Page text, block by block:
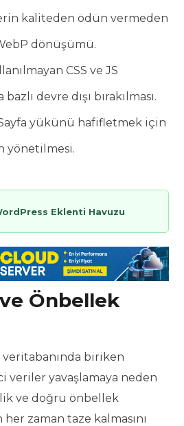
kaliteden ödün vermeden
WebP dönüşümü.
CSS ve JS
devre dışı bırakılması.
yükünü hafifletmek için
yönetilmesi.
Eklenti Havuzu
Önbellek
biriken
veriler yavaşlamaya neden
ve doğru önbellek
zaman taze kalmasını